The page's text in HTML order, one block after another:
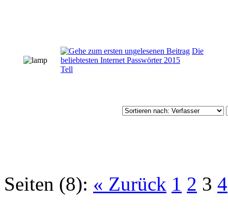
Die
beliebtesten Internet Passwörter 2015
Tell
Seiten (8): « Zurück 1 2 3 4